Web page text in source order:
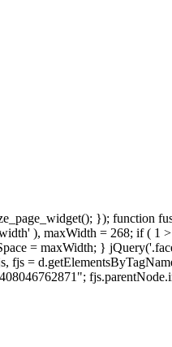
}); function
), maxWidth = 268; if ( 1
= maxWidth; }
=